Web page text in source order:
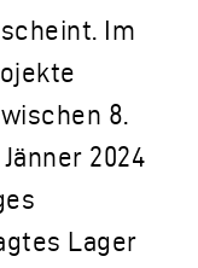
Im
8.
2024
Lager